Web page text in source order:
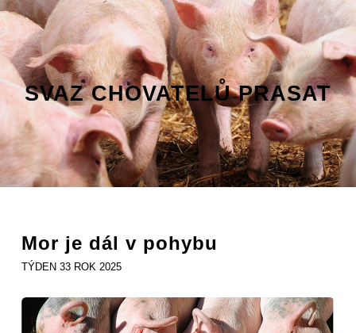
SVAZ CHOVATELŮ PRASAT
Mor je dál v pohybu
TÝDEN 33 ROK 2025